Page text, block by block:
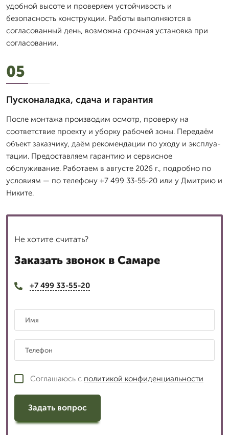
удобной высоте и проверяем устойчивость и
безопасность конструкции. Работы выполняются в
согласованный день, возможна срочная установка при
согласовании.
05
Пусконаладка, сдача и гарантия
После монтажа производим осмотр, проверку на
соответствие проекту и уборку рабочей зоны. Передаём
объект заказчику, даём рекомендации по уходу и эксплуа-
тации. Предоставляем гарантию и сервисное
обслуживание. Работаем в августе 2026 г., подробно по
условиям — по телефону +7 499 33-55-20 или у Дмитрию и
Никите.
Не хотите считать?
Заказать звонок в Самаре
+7 499 33-55-20
Соглашаюсь с политикой конфиденциальности
Задать вопрос